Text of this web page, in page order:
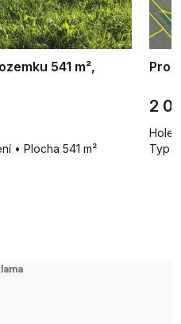
541 m²,
• Plocha 541 m²
2
Typ